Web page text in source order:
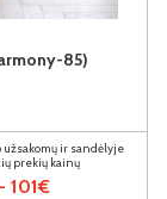
85)
užsakomų ir sandėlyje
prekių kainų
- 101€